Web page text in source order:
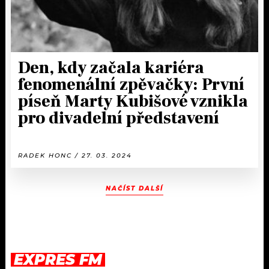
Den, kdy začala kariéra
fenomenální zpěvačky: První
píseň Marty Kubišové vznikla
pro divadelní představení
RADEK HONC / 27. 03. 2024
NAČÍST DALŠÍ
EXPRES FM